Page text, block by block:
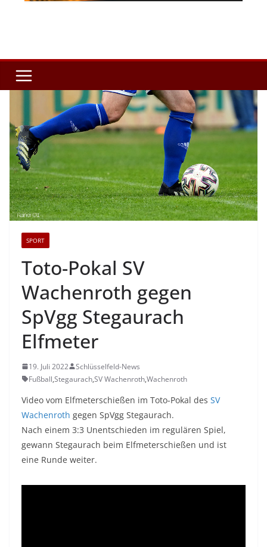
SPORT
Toto-Pokal SV
Wachenroth gegen
SpVgg Stegaurach
Elfmeter
19. Juli 2022
Schlüsselfeld-News
Fußball,Stegaurach,SV Wachenroth,Wachenroth
Video vom Elfmeterschießen im Toto-Pokal des SV
Wachenroth gegen SpVgg Stegaurach.
Nach einem 3:3 Unentschieden im regulären Spiel,
gewann Stegaurach beim Elfmeterschießen und ist
eine Runde weiter.